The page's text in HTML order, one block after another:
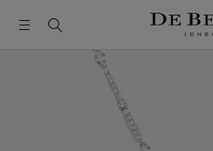
這是一個帶有一張大圖像和下